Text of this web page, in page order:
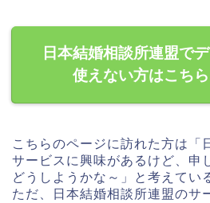
日本結婚相談所連盟で
使えない方はこち
こちらのページに訪れた方は「
サービスに興味があるけど、申
どうしようかな～」と考えてい
ただ、日本結婚相談所連盟のサ